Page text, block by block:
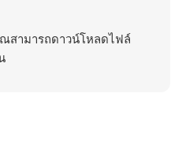
สามารถดาวน์โหลดไฟล์